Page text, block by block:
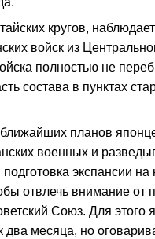
кругов,
войск из
полностью не
состава в пунктах
планов
военных и
подготовка экспансии на
отвлечь внимание от
Союз. Для этого
два месяца, но